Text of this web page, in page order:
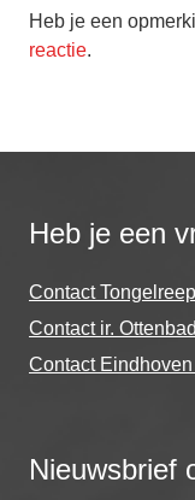
Heb je een
reactie.
Heb je een
Contact Tongelreep
Contact ir. Ottenbad
Contact
Nieuwsbrief